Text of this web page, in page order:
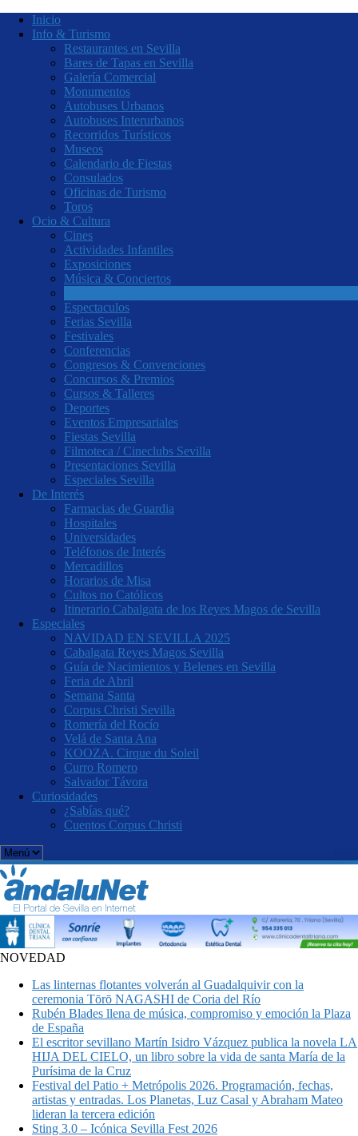
Inicio
Info & Turismo
Restaurantes en Sevilla
Bares de Tapas en Sevilla
Galería Comercial
Monumentos
Autobuses Urbanos
Autobuses Interurbanos
Recorridos Turísticos
Museos
Calendario de Fiestas
Consulados
Oficinas de Turismo
Toros
Ocio & Cultura
Cines
Actividades Infantiles
Exposiciones
Música & Conciertos
Espectaculos
Ferias Sevilla
Festivales
Conferencias
Congresos & Convenciones
Concursos & Premios
Cursos & Talleres
Deportes
Eventos Empresariales
Fiestas Sevilla
Filmoteca / Cineclubs Sevilla
Presentaciones Sevilla
Especiales Sevilla
De Interés
Farmacias de Guardia
Hospitales
Universidades
Teléfonos de Interés
Mercadillos
Horarios de Misa
Cultos no Católicos
Itinerario Cabalgata de los Reyes Magos de Sevilla
Especiales
NAVIDAD EN SEVILLA 2025
Cabalgata Reyes Magos Sevilla
Guía de Nacimientos y Belenes en Sevilla
Feria de Abril
Semana Santa
Corpus Christi Sevilla
Romería del Rocío
Velá de Santa Ana
KOOZA. Cirque du Soleil
Curro Romero
Salvador Távora
Curiosidades
¿Sabías qué?
Cuentos Corpus Christi
NOVEDAD
Las linternas flotantes volverán al Guadalquivir con la
ceremonia Tōrō NAGASHI de Coria del Río
Rubén Blades llena de música, compromiso y emoción la Plaza
de España
El escritor sevillano Martín Isidro Vázquez publica la novela LA
HIJA DEL CIELO, un libro sobre la vida de santa María de la
Purísima de la Cruz
Festival del Patio + Metrópolis 2026. Programación, fechas,
artistas y entradas. Los Planetas, Luz Casal y Abraham Mateo
lideran la tercera edición
Sting 3.0 – Icónica Sevilla Fest 2026